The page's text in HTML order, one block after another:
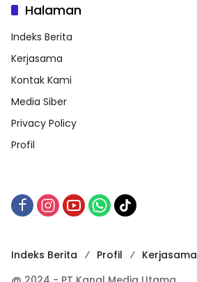
Halaman
Indeks Berita
Kerjasama
Kontak Kami
Media Siber
Privacy Policy
Profil
Indeks Berita Profil Kerjasama